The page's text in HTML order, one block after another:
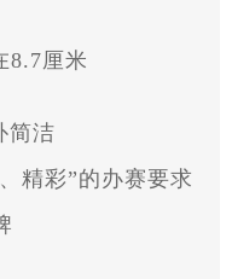
8.7厘米
简洁
精彩”的办赛要求